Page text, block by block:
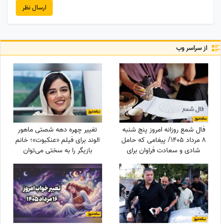
ارسال نظر
از سراسر وب
فال شمع روزانه امروز پنج شنبه
8 مرداد 1405/ پیغامی که حامل
شادی و سعادت فراوان برای
شماست ، به شما خواهد رسید
تغییر چهره دهه شصتی ماهور
الوند برای فیلم «عنکبوت»؛ خانم
بازیگر را به سختی می‌توان
شناخت + عکس